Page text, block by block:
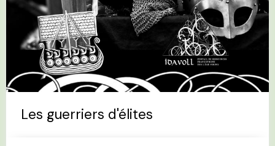
Les guerriers d'élites